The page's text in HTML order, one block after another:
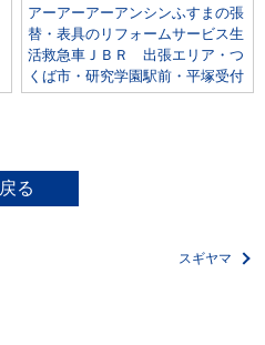
アーアーアーアンシンふすまの張
替・表具のリフォームサービス生
活救急車ＪＢＲ 出張エリア・つ
くば市・研究学園駅前・平塚受付
戻る
スギヤマ